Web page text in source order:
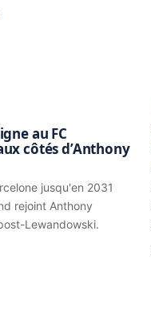
au FC
côtés d’Anthony
jusqu'en 2031
rejoint Anthony
Lewandowski.